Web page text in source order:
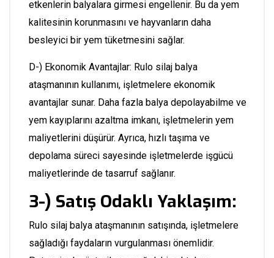
etkenlerin balyalara girmesi engellenir. Bu da yem
kalitesinin korunmasını ve hayvanların daha
besleyici bir yem tüketmesini sağlar.
D-) Ekonomik Avantajlar: Rulo silaj balya
ataşmanının kullanımı, işletmelere ekonomik
avantajlar sunar. Daha fazla balya depolayabilme ve
yem kayıplarını azaltma imkanı, işletmelerin yem
maliyetlerini düşürür. Ayrıca, hızlı taşıma ve
depolama süreci sayesinde işletmelerde işgücü
maliyetlerinde de tasarruf sağlanır.
3-) Satış Odaklı Yaklaşım:
Rulo silaj balya ataşmanının satışında, işletmelere
sağladığı faydaların vurgulanması önemlidir.